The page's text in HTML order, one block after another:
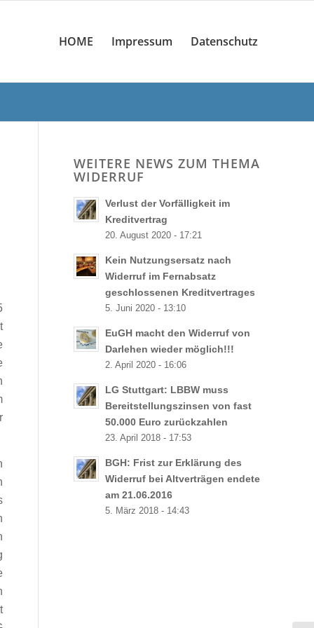
HOME Impressum Datenschutz
WEITERE NEWS ZUM THEMA
WIDERRUF
Verlust der Vorfälligkeit im
Kreditvertrag
20. August 2020 - 17:21
Kein Nutzungsersatz nach
Widerruf im Fernabsatz
geschlossenen Kreditvertrages
5. Juni 2020 - 13:10
EuGH macht den Widerruf von
Darlehen wieder möglich!!!
2. April 2020 - 16:06
LG Stuttgart: LBBW muss
Bereitstellungszinsen von fast
50.000 Euro zurückzahlen
23. April 2018 - 17:53
BGH: Frist zur Erklärung des
Widerruf bei Altverträgen endete
am 21.06.2016
5. März 2018 - 14:43